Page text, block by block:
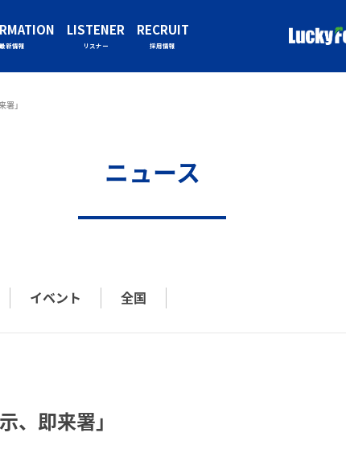
最新情報
LISTENER
リスナー
RECRUIT
採用情報
署」
ニュース
イベント 全国
、即来署」